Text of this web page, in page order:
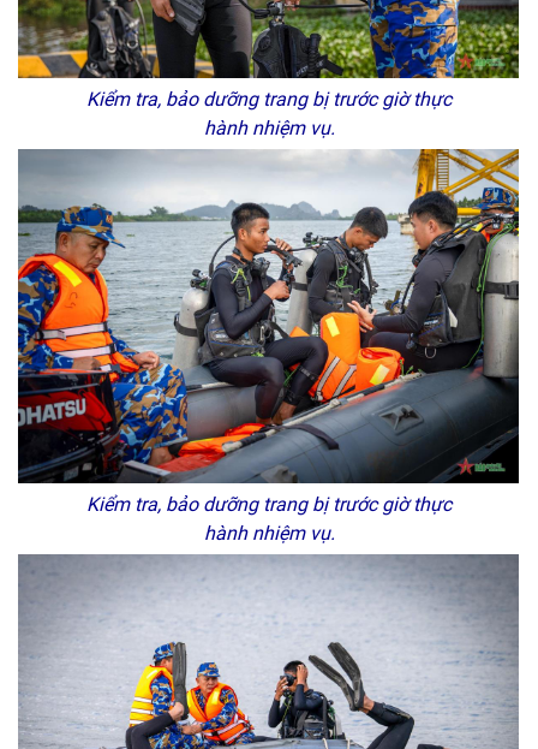
Kiểm tra, bảo dưỡng trang bị trước giờ thực
hành nhiệm vụ.
Kiểm tra, bảo dưỡng trang bị trước giờ thực
hành nhiệm vụ.